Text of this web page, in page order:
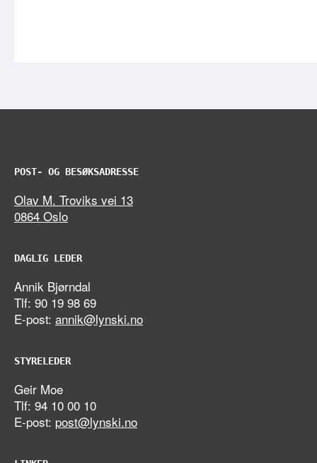
POST- OG BESØKSADRESSE
Olav M. Troviks vei 13
0864 Oslo
DAGLIG LEDER
Annik Bjørndal
Tlf: 90 19 98 69
E-post: annik@lynski.no
STYRELEDER
Geir Moe
Tlf: 94 10 00 10
E-post: post@lynski.no